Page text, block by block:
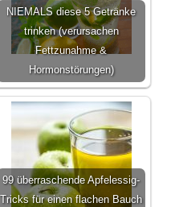
NIEMALS diese 5 Getränke
trinken (verursachen
Fettzunahme &
Hormonstörungen)
99 überraschende Apfelessig-
Tricks für einen flachen Bauch